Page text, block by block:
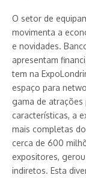
O setor de
movimenta a
e novidades.
apresentam
tem na
espaço para
gama de atrações
características, a
mais completas
cerca de 600
expositores,
indiretos. Esta